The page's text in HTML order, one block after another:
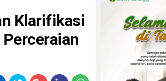
Klarifikasi